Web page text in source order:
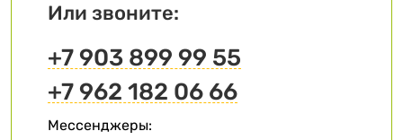
Или звоните:
+7 903 899 99 55
+7 962 182 06 66
Мессенджеры: